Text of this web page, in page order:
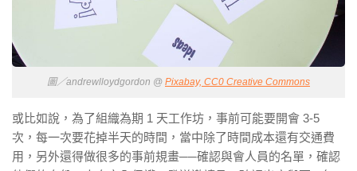
圖／andrewlloydgordon @ Pixabay, CC0 Creative Commons
或比如說，為了組織為期 1 天工作坊，事前可能要開會 3-5
次，每一次要花掉半天的時間，當中除了時間成本還有交通費
用，另外還得做很多的事前規畫──確認與會人員的名單，確認